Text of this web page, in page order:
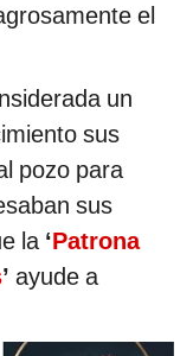
el
un
sus
pozo para
sus
la ‘Patrona
’ ayude a